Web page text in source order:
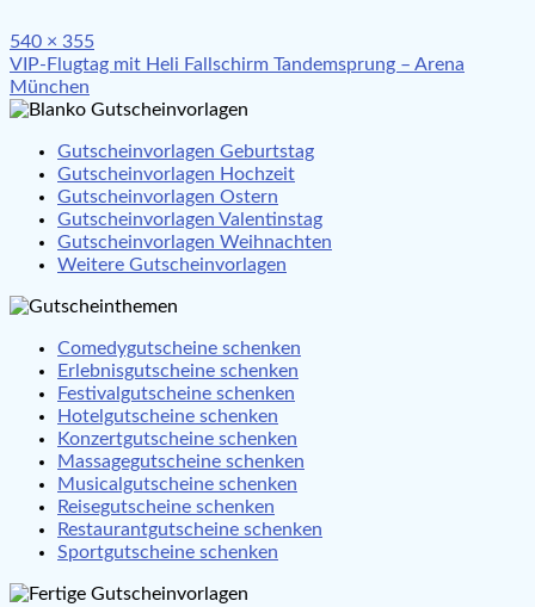
Full
size
540 × 355
Beitragsnavigation
VIP-Flugtag mit Heli Fallschirm Tandemsprung – Arena
München
Gutscheinvorlagen Geburtstag
Gutscheinvorlagen Hochzeit
Gutscheinvorlagen Ostern
Gutscheinvorlagen Valentinstag
Gutscheinvorlagen Weihnachten
Weitere Gutscheinvorlagen
Comedygutscheine schenken
Erlebnisgutscheine schenken
Festivalgutscheine schenken
Hotelgutscheine schenken
Konzertgutscheine schenken
Massagegutscheine schenken
Musicalgutscheine schenken
Reisegutscheine schenken
Restaurantgutscheine schenken
Sportgutscheine schenken